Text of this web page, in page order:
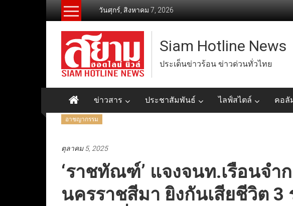
วันศุกร์, สิงหาคม 7, 2026
Siam Hotline News
ประเด็นข่าวร้อน ข่าวด่วนทั่วไทย
ข่าวสาร ประชาสัมพันธ์ ไลฟ์สไตล์ คอลั
อาชญากรรม
ตุลาคม 5, 2025
‘ราชทัณฑ์’ แจงจนท.เรือนจำ
นครราชสีมา ยิงกันเสียชีวิต 3